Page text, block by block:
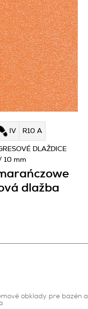
IV R10 A
dlažba
DLAŽDICE
10 mm
obklady pre bazén a